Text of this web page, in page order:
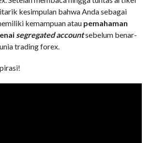
kesimpulan bahwa Anda sebagai
kemampuan atau pemahaman
segregated accountsebelum benar-
trading forex.